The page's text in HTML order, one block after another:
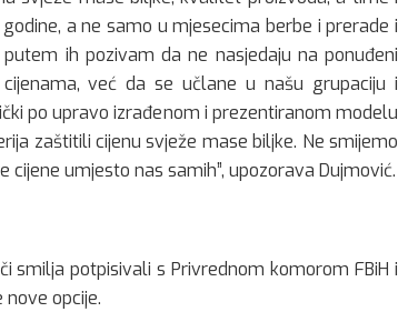
a ne samo u mjesecima berbe i prerade i
ih pozivam da ne nasjedaju na ponuđeni
već da se učlane u našu grupaciju i
po upravo izrađenom i prezentiranom modelu
zaštitili cijenu svježe mase biljke. Ne smijemo
umjesto nas samih”, upozorava Dujmović.
smilja potpisivali s Privrednom komorom FBiH i
opcije.